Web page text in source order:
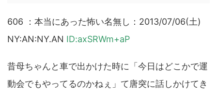
606 ：本当にあった怖い名無し：2013/07/06(土)
NY:AN:NY.AN ID:axSRWm+aP
昔母ちゃんと車で出かけた時に「今日はどこかで運
動会でもやってるのかねぇ」て唐突に話しかけてき